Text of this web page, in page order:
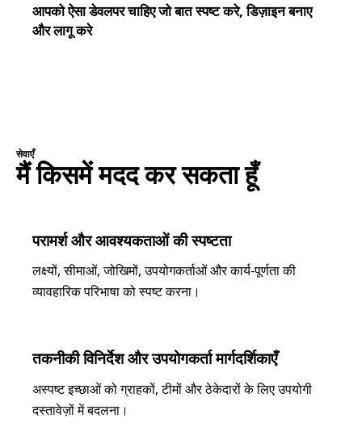
आपको ऐसा डेवलपर चाहिए जो बात स्पष्ट करे, डिज़ाइन बनाए
और लागू करे
सेवाएँ
मैं किसमें मदद कर सकता हूँ
परामर्श और आवश्यकताओं की स्पष्टता
लक्ष्यों, सीमाओं, जोखिमों, उपयोगकर्ताओं और कार्य-पूर्णता की
व्यावहारिक परिभाषा को स्पष्ट करना।
तकनीकी विनिर्देश और उपयोगकर्ता मार्गदर्शिकाएँ
अस्पष्ट इच्छाओं को ग्राहकों, टीमों और ठेकेदारों के लिए उपयोगी
दस्तावेज़ों में बदलना।